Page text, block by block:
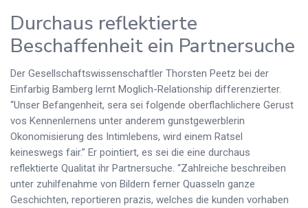
Durchaus reflektierte
Beschaffenheit ein Partnersuche
Der Gesellschaftswissenschaftler Thorsten Peetz bei der
Einfarbig Bamberg lernt Moglich-Relationship differenzierter.
“Unser Befangenheit, sera sei folgende oberflachlichere Gerust
vos Kennenlernens unter anderem gunstgewerblerin
Okonomisierung des Intimlebens, wird einem Ratsel
keineswegs fair.” Er pointiert, es sei die eine durchaus
reflektierte Qualitat ihr Partnersuche. “Zahlreiche beschreiben
unter zuhilfenahme von Bildern ferner Quasseln ganze
Geschichten, reportieren prazis, welches die kunden vorhaben